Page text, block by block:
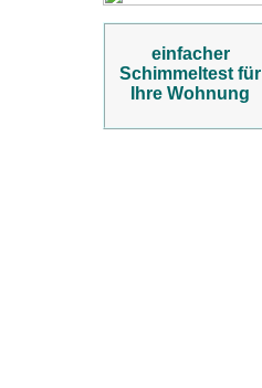
einfacher
Schimmeltest für
Ihre Wohnung